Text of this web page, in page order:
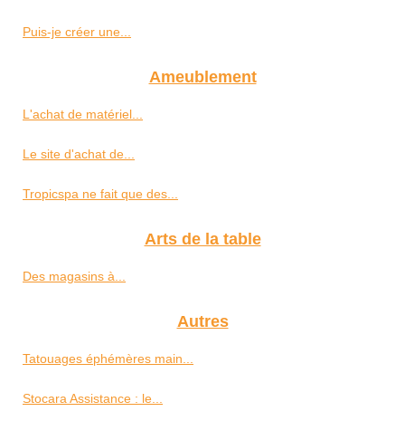
Puis-je créer une...
Ameublement
L'achat de matériel...
Le site d'achat de...
Tropicspa ne fait que des...
Arts de la table
Des magasins à...
Autres
Tatouages éphémères main...
Stocara Assistance : le...